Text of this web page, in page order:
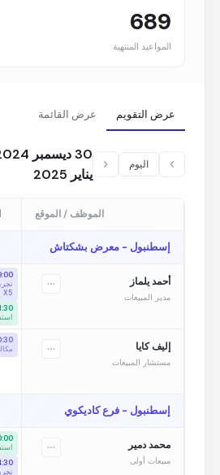
689
المواعيد المنتهية
عرض التقويم عرض القائمة
اليوم
يناير 2025
الموظف / الموقع
إسطنبول - معرض بشكتاش
أحمد يلماز
مدير المبيعات
X5
إليف كايا
مستشار المبيعات
إسطنبول - فرع كاديكوي
محمد دمير
مبيعات أولى